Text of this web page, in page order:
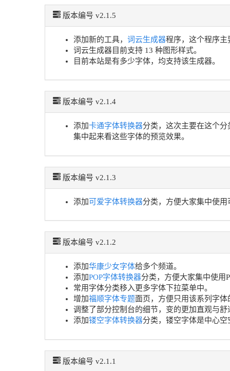
版本编号 v2.1.5
添加新的工具， 词云生成器程序，这个程序主
词云生成器目前支持 13 种图形样式。
目前本站是有多少字体，均支持该生成器。
版本编号 v2.1.4
添加卡通字体转换器分类，这次主要在这个
集中起来看这些字体的预览效果。
版本编号 v2.1.3
添加可爱字体转换器分类，方便大家集中使
版本编号 v2.1.2
添加华康少女字体给多个频道。
添加POP字体转换器分类，方便大家集中使用
常用字体分类移入更多字体下拉菜单中。
增加福顺字体专题面页，方便只用该系列字体
调整了部分控制台的细节，变的更加直观与舒
添加镂空字体转换器分类，镂空字体是中心
版本编号 v2.1.1